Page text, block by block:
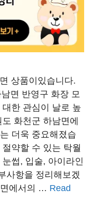
상품이있습니다.
면 반영구 화장 모
한 관심이 날로 높
화천군 하남면에
더욱 중요해졌습
약할 수 있는 탁월
썹, 입술, 아이라인
사항을 정리해보겠
에서의 … Read